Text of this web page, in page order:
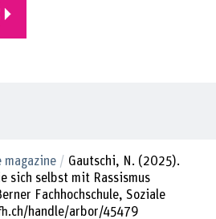
magazine
Gautschi, N. (2025).
sich selbst mit Rassismus
Fachhochschule, Soziale
handle/arbor/45479